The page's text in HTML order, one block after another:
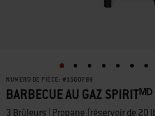
NUMÉRO DE PIÈCE: #1500789
BARBECUE AU GAZ
3 Brûleurs | Propane (réservoir de 20